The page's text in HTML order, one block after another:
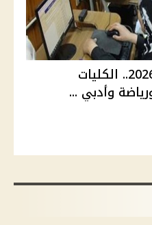
تنسيق المرحلة الثانية 2026.. الكليات
وأدبي ...